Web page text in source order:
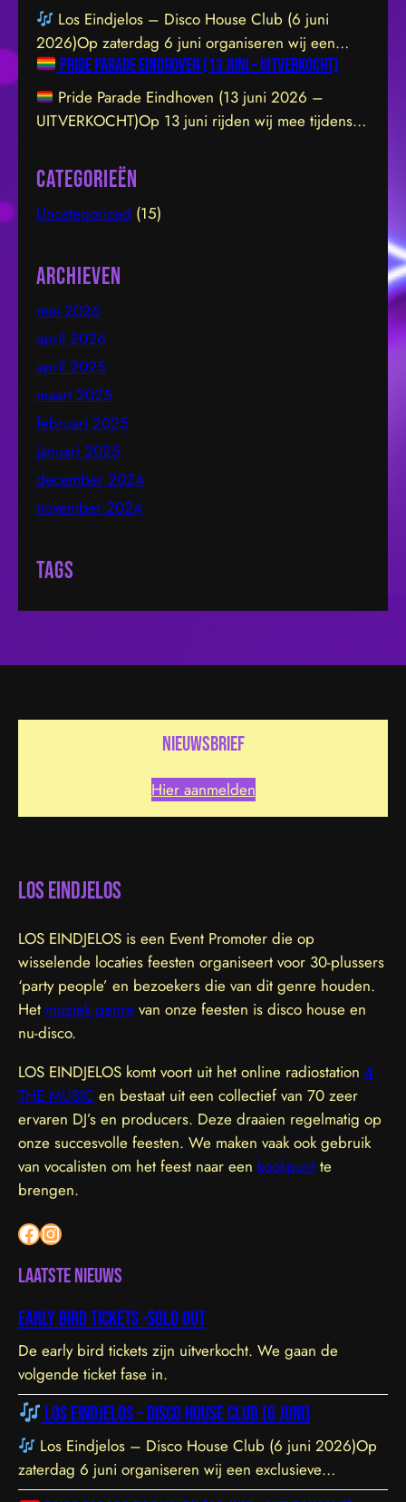
Los Eindjelos – Disco House Club (6 juni
2026)Op zaterdag 6 juni organiseren wij een
exclusieve clubavond van 20:30 tot 01:30 in een
sfeervolle, intieme locatie aan de Hofstraat 85b in
Eindhoven. De venue is prachtig ingericht en staat
toegang sluit om 21:45 uur – daarna…
Pride Parade Eindhoven (13 juni – UITVERKOCHT)
Pride Parade Eindhoven (13 juni 2026 –
UITVERKOCHT)Op 13 juni rijden wij mee tijdens
We dragen de LHBTIQ+ gemeenschap een warm
hart toe en steunen met overtuiging hun inzet voor
inclusie, gelijkwaardigheid en acceptatie. Samen
zichzelf kan zijn en…
Categorieën
Uncategorized (15)
Archieven
mei 2026
april 2026
april 2025
maart 2025
februari 2025
januari 2025
december 2024
november 2024
Tags
nieuwsbrief
Hier aanmelden
LOS EINDJELOS
LOS EINDJELOS is een Event Promoter die op
wisselende locaties feesten organiseert voor 30-plussers
‘party people’ en bezoekers die van dit genre houden.
Het muziek genre van onze feesten is disco house en
nu-disco.
LOS EINDJELOS komt voort uit het online radiostation 4
THE MUSIC en bestaat uit een collectief van 70 zeer
ervaren DJ’s en producers. Deze draaien regelmatig op
onze succesvolle feesten. We maken vaak ook gebruik
van vocalisten om het feest naar een kookpunt te
brengen.
Facebook Instagram
Laatste nieuws
Early bird tickets -sold out
De early bird tickets zijn uitverkocht. We gaan de
volgende ticket fase in.
Los Eindjelos – Disco House Club (6 juni)
Los Eindjelos – Disco House Club (6 juni 2026)Op
zaterdag 6 juni organiseren wij een exclusieve
clubavond van 20:30 tot 01:30 in een sfeervolle, intieme